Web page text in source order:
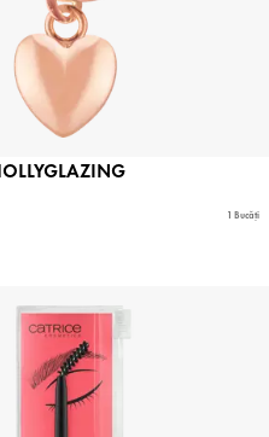
1 Bucăți